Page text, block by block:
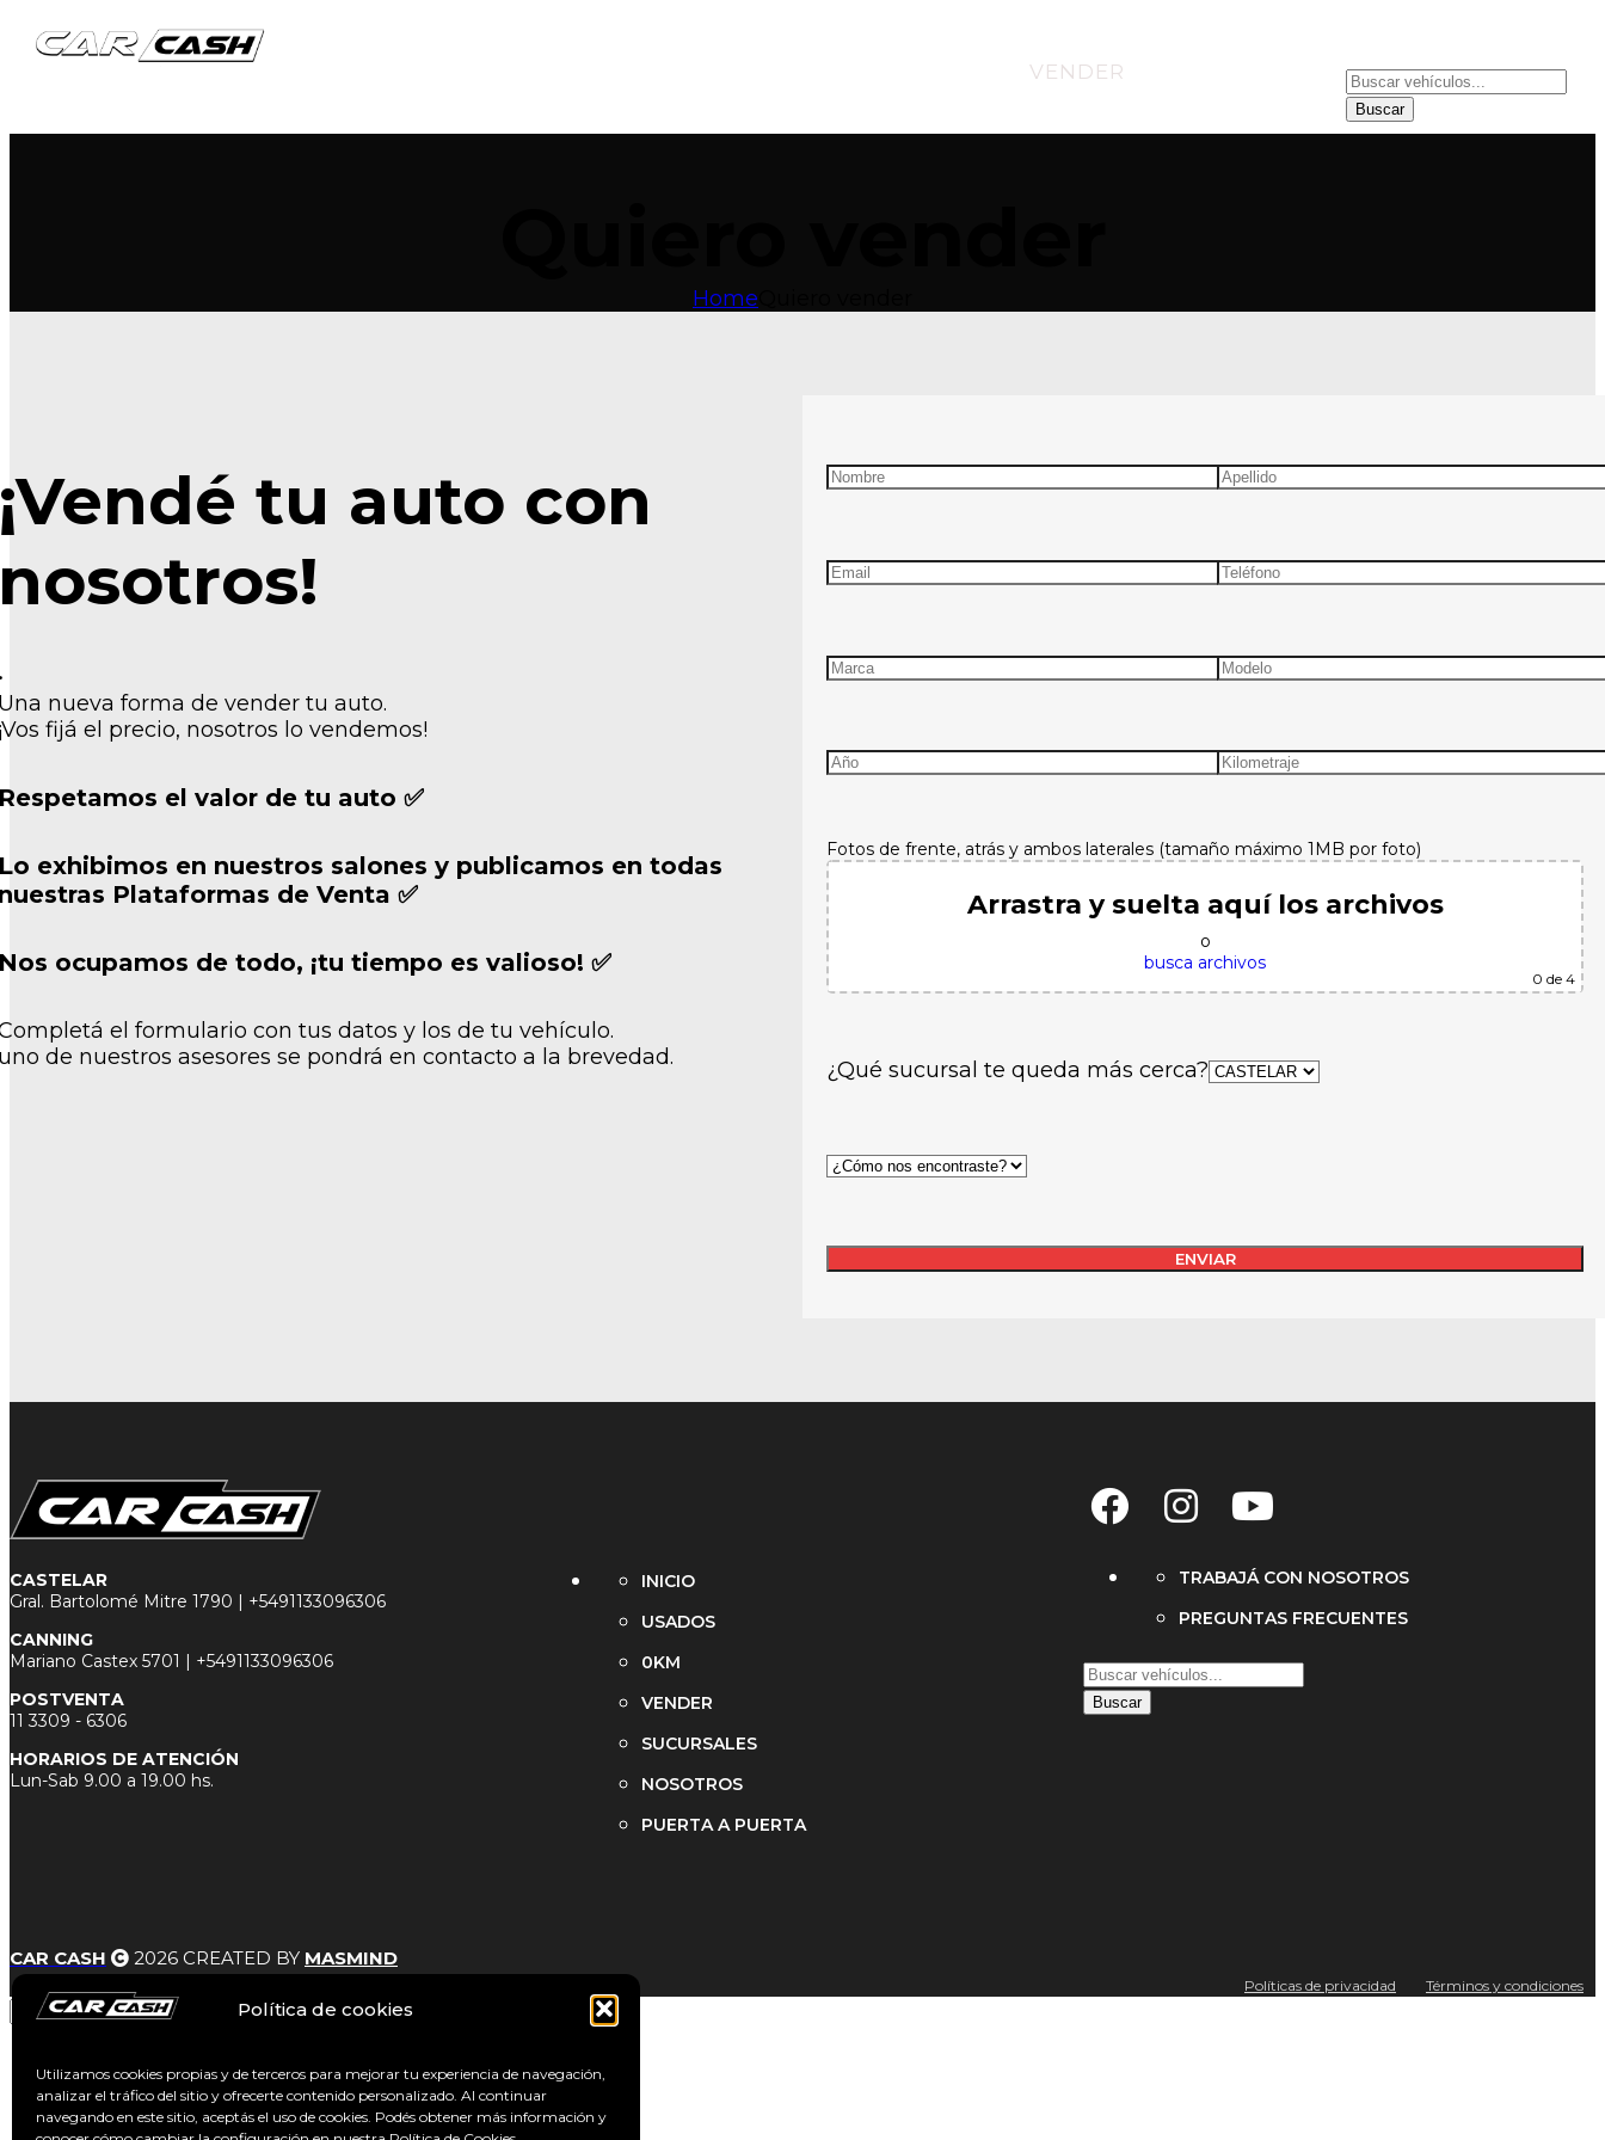
Política de cookies
Utilizamos cookies propias y de terceros para mejorar tu experiencia de navegación,
analizar el tráfico del sitio y ofrecerte contenido personalizado. Al continuar
navegando en este sitio, aceptás el uso de cookies. Podés obtener más información y
VENDER
Buscar
Home
tu auto con
nueva forma de vender tu auto.
fijá el precio, nosotros lo vendemos!
el valor de tu auto ✅
exhibimos en nuestros salones y publicamos en todas
Plataformas de Venta ✅
ocupamos de todo, ¡tu tiempo es valioso! ✅
el formulario con tus datos y los de tu vehículo.
de nuestros asesores se pondrá en contacto a la brevedad.
Fotos de frente, atrás y ambos laterales (tamaño máximo 1MB por foto)
Arrastra y suelta aquí los archivos
o
busca archivos
0 de 4
¿Qué sucursal te queda más cerca?
CASTELAR
Gral. Bartolomé Mitre 1790 | +5491133096306
CANNING
Mariano Castex 5701 | +5491133096306
POSTVENTA
11 3309 - 6306
HORARIOS DE ATENCIÓN
Lun-Sab 9.00 a 19.00 hs.
INICIO
USADOS
0KM
VENDER
SUCURSALES
NOSOTROS
PUERTA A PUERTA
TRABAJÁ CON NOSOTROS
PREGUNTAS FRECUENTES
Buscar
CAR CASH 2026 CREATED BY MASMIND
Políticas de privacidad Términos y condiciones
0Km
Vender